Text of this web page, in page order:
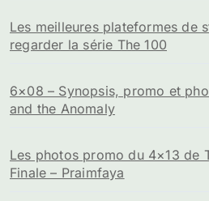
Les meilleures plateformes de
regarder la série The 100
6×08 – Synopsis, promo et
and the Anomaly
Les photos promo du 4×13 de
Finale – Praimfaya